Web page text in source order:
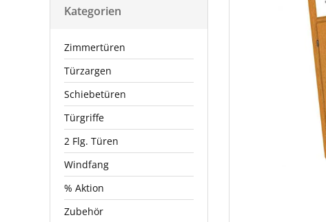
Kategorien
Zimmertüren
Türzargen
Schiebetüren
Türgriffe
2 Flg. Türen
Windfang
% Aktion
Zubehör